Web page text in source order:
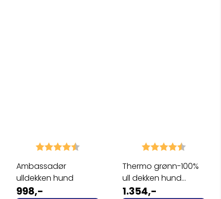
Karakter: 4.9 av 5 mulige
Ambassadør
ulldekken hund
998,-
Karakter: 4.7 av 5
Thermo grønn-100%
ull dekken hund
softshell ...
1.354,-